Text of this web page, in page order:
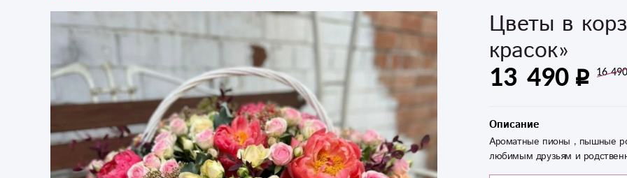
Цветы в
красок»
13 490 16 490
Описание
Ароматные пионы , пышные
любимым друзьям и